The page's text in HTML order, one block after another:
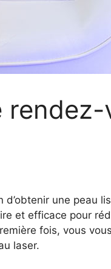
rendez-
d’obtenir une peau
et efficace pour
fois, vous
laser.